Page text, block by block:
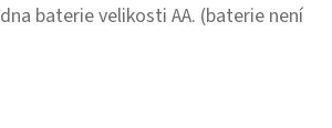
baterie velikosti AA. (baterie není